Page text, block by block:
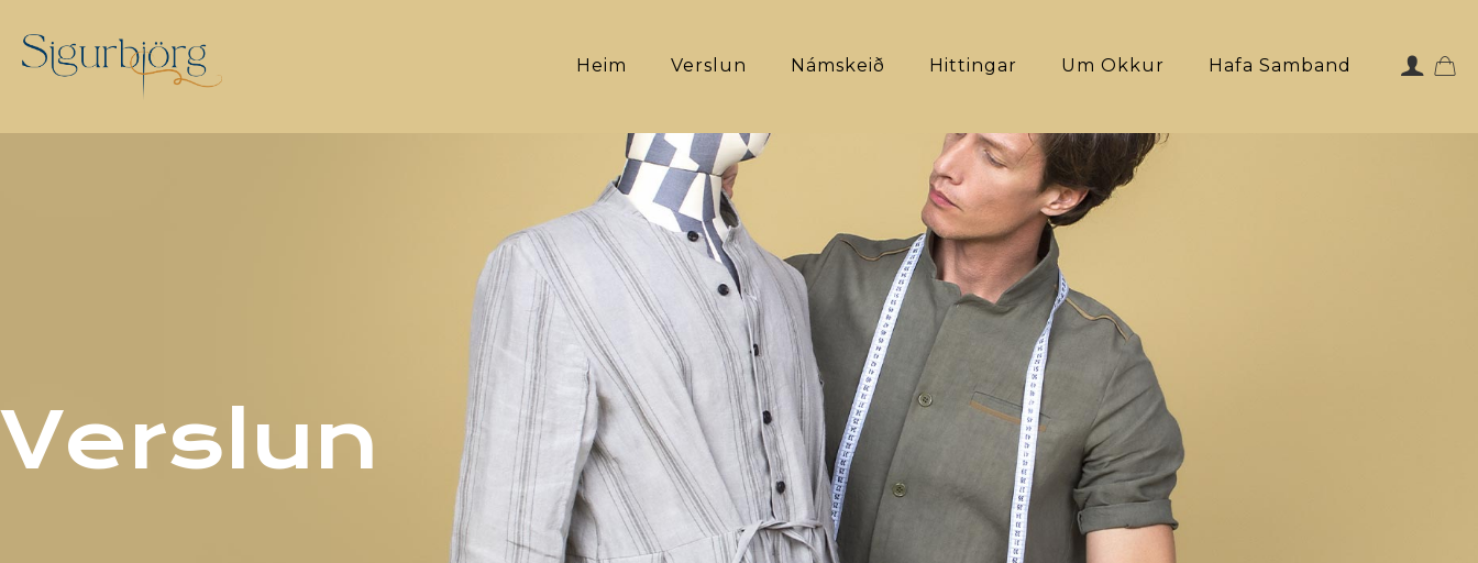
Heim Verslun Námskeið Hittingar Um Okkur Hafa Samband
Verslun